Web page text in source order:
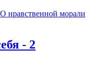
О нравственной морали
- 2